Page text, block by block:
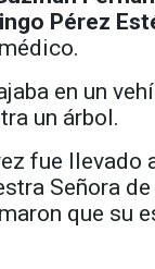
Pérez
en un
un árbol.
fue llevado
Señora
que su